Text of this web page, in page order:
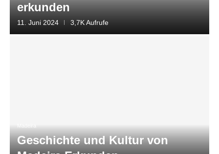
erkunden
11. Juni 2024 3,7K Aufrufe
Madeira
Geschichte und Kultur von